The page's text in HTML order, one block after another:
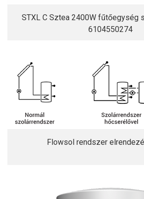
STXL C Sztea 2400W fűtőegység
6104550274
Flowsol rendszer